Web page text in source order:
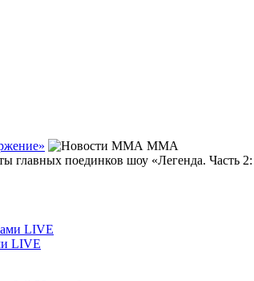
MMA
главных поединков шоу «Легенда. Часть
LIVE